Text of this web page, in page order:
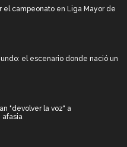
el campeonato en Liga Mayor de
el escenario donde nació un
"devolver la voz" a
afasia